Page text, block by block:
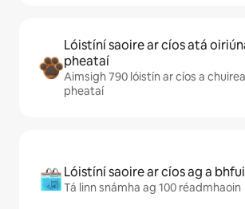
Lóistíní saoire ar cíos atá
pheataí
Aimsigh 790 lóistín ar cíos a
pheataí
Lóistíní saoire ar cíos ag a
Tá linn snámha ag 100 réadmhaoin